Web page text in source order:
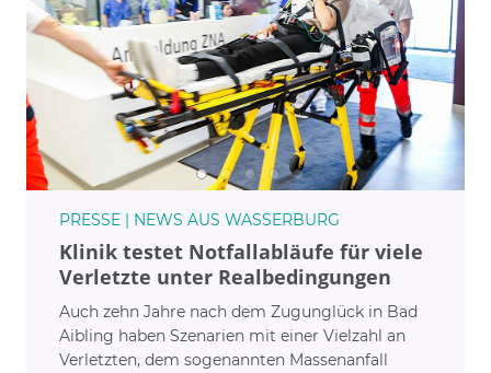
PRESSE | NEWS AUS WASSERBURG
Klinik testet Notfallabläufe für viele
Verletzte unter Realbedingungen
Auch zehn Jahre nach dem Zugunglück in Bad
Aibling haben Szenarien mit einer Vielzahl an
Verletzten, dem sogenannten Massenanfall